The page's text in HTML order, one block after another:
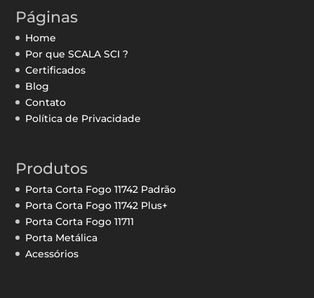
Páginas
Home
Por que SCALA SCI ?
Certificados
Blog
Contato
Política de Privacidade
Produtos
Porta Corta Fogo 11742 Padrão
Porta Corta Fogo 11742 Plus+
Porta Corta Fogo 11711
Porta Metálica
Acessórios